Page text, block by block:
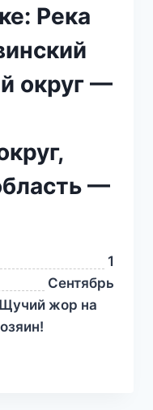
Река
округ —
—
1
Сентябрь
жор на